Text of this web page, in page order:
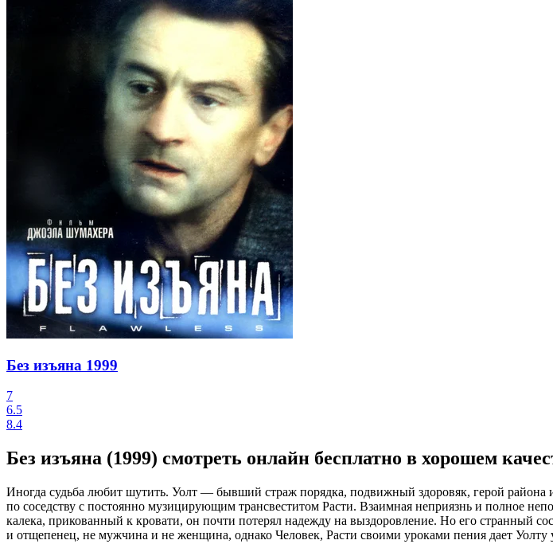
Без изъяна 1999
7
6.5
8.4
Без изъяна (1999) смотреть онлайн бесплатно в хорошем
Иногда судьба любит шутить. Уолт — бывший страж порядка, подвижный здоровяк, герой
по соседству с постоянно музицирующим трансвеститом Расти. Взаимная неприязнь и полное
калека, прикованный к кровати, он почти потерял надежду на выздоровление. Но его странный
и отщепенец, не мужчина и не женщина, однако Человек, Расти своими уроками пения дает Уолту